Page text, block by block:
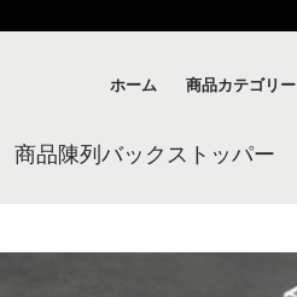
ホーム 商品カテゴリー
商品陳列バックストッパー